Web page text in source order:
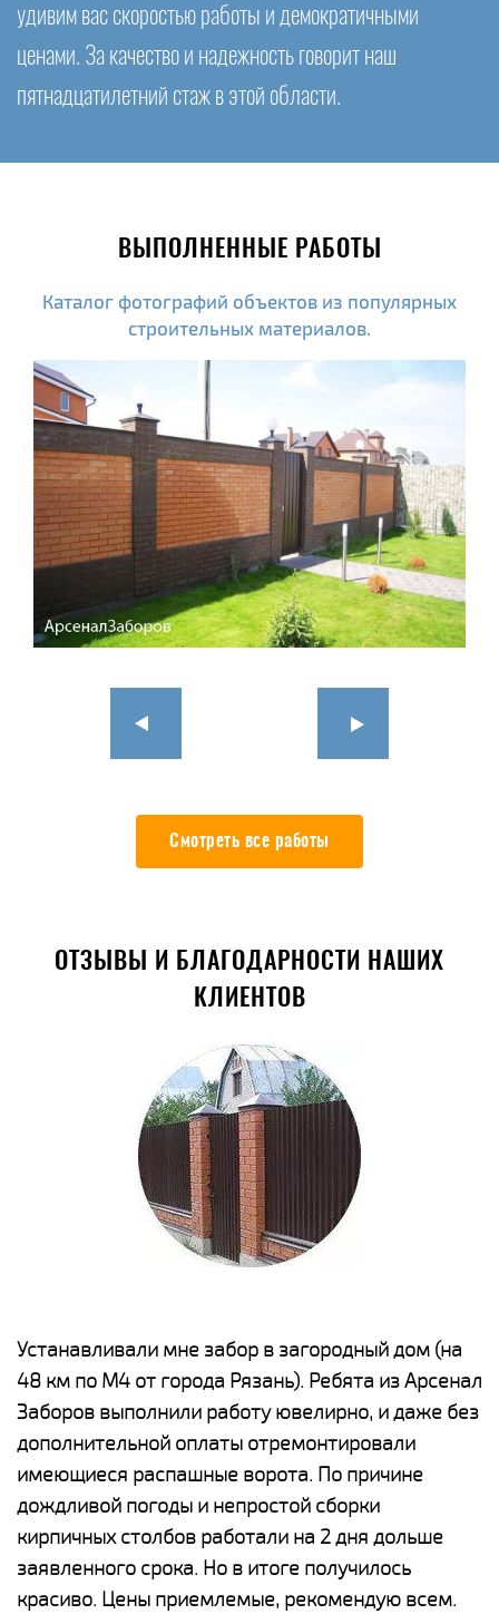
удивим вас скоростью работы и демократичными
ценами. За качество и надежность говорит наш
пятнадцатилетний стаж в этой области.
ВЫПОЛНЕННЫЕ РАБОТЫ
Каталог фотографий объектов из популярных
строительных материалов.
Смотреть все работы
ОТЗЫВЫ И БЛАГОДАРНОСТИ НАШИХ
КЛИЕНТОВ
Устанавливали мне забор в загородный дом (на
48 км по М4 от города Рязань). Ребята из Арсенал
Заборов выполнили работу ювелирно, и даже без
дополнительной оплаты отремонтировали
имеющиеся распашные ворота. По причине
дождливой погоды и непростой сборки
кирпичных столбов работали на 2 дня дольше
заявленного срока. Но в итоге получилось
красиво. Цены приемлемые, рекомендую всем.